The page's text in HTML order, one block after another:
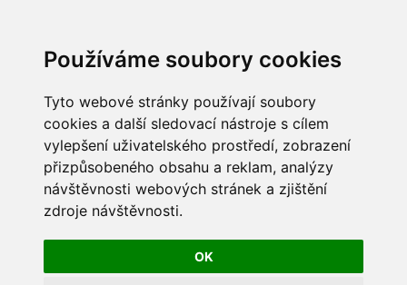
Používáme soubory cookies
Tyto webové stránky používají soubory
cookies a další sledovací nástroje s cílem
vylepšení uživatelského prostředí, zobrazení
přizpůsobeného obsahu a reklam, analýzy
návštěvnosti webových stránek a zjištění
zdroje návštěvnosti.
OK